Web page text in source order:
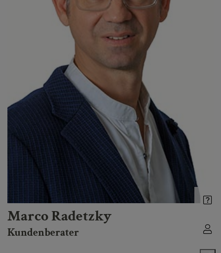
Marco Radetzky
Kundenberater